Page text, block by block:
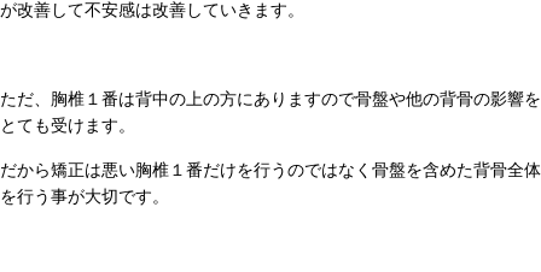
が改善して不安感は改善していきます。
ただ、胸椎１番は背中の上の方にありますので骨盤や他の背骨の影響を
とても受けます。
だから矯正は悪い胸椎１番だけを行うのではなく骨盤を含めた背骨全体
を行う事が大切です。